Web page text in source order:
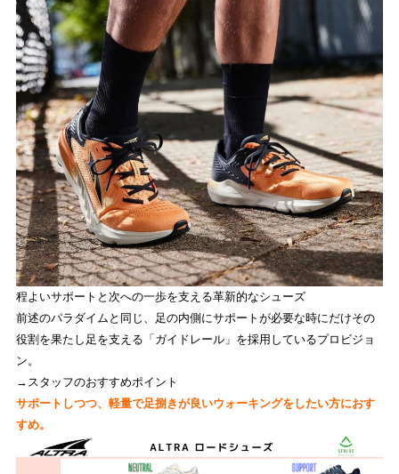
程よいサポートと次への一歩を支える革新的なシューズ
前述のパラダイムと同じ、足の内側にサポートが必要な時にだけその
役割を果たし足を支える「ガイドレール」を採用しているプロビジョ
ン。
→スタッフのおすすめポイント
サポートしつつ、軽量で足捌きが良いウォーキングをしたい方におす
すめ。